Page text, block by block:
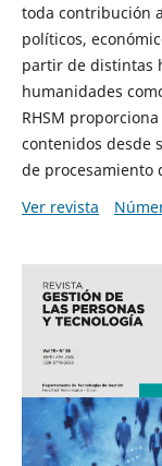
toda contribución
políticos,
partir de distintas
humanidades
RHSM
contenidos desde
de procesamiento
Ver revista